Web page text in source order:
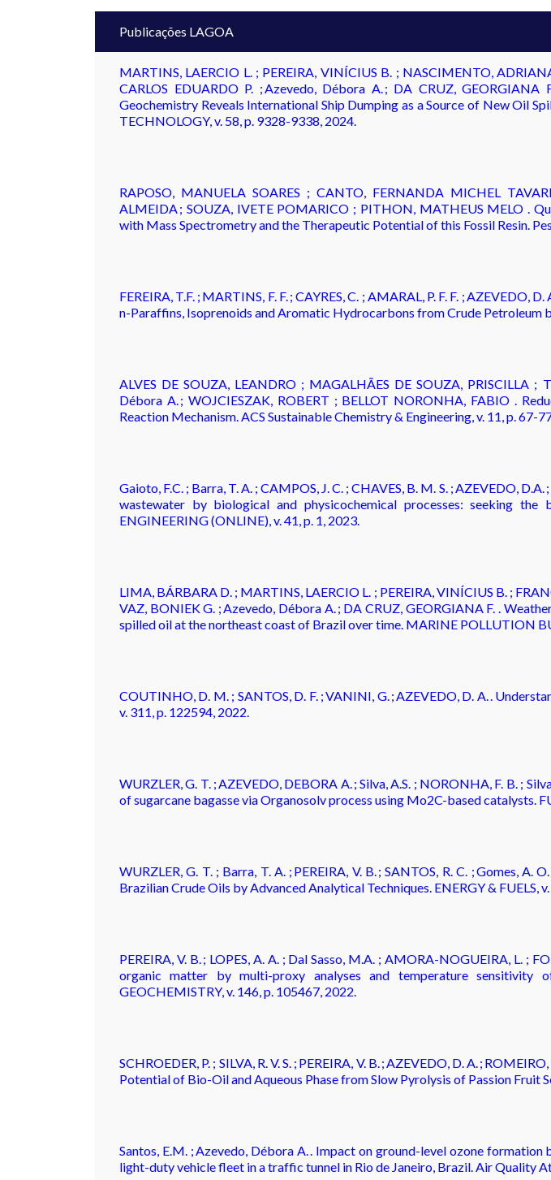
Publicações LAGOA
MARTINS, LAERCIO L. ; PEREIRA, VINÍCIUS B. ; NASCIMENTO,
CARLOS EDUARDO P. ; Azevedo, Débora A. ; DA CRUZ,
Geochemistry Reveals International Ship Dumping as a Source of New Oil
TECHNOLOGY, v. 58, p. 9328-9338, 2024.
RAPOSO, MANUELA SOARES ; CANTO, FERNANDA MICHEL
ALMEIDA ; SOUZA, IVETE POMARICO ; PITHON, MATHEUS MELO .
with Mass Spectrometry and the Therapeutic Potential of this Fossil Resin.
FEREIRA, T.F. ; MARTINS, F. F. ; CAYRES, C. ; AMARAL, P. F. F. ;
n-Paraffins, Isoprenoids and Aromatic Hydrocarbons from Crude Petroleum
ALVES DE SOUZA, LEANDRO ; MAGALHÃES DE SOUZA, PRISCILLA ;
Débora A. ; WOJCIESZAK, ROBERT ; BELLOT NORONHA, FABIO .
Reaction Mechanism. ACS Sustainable Chemistry & Engineering, v. 11, p. 67-
Gaioto, F.C. ; Barra, T. A. ; CAMPOS, J. C. ; CHAVES, B. M. S. ; AZEVEDO,
wastewater by biological and physicochemical processes: seeking
ENGINEERING (ONLINE), v. 41, p. 1, 2023.
LIMA, BÁRBARA D. ; MARTINS, LAERCIO L. ; PEREIRA, VINÍCIUS B. ;
VAZ, BONIEK G. ; Azevedo, Débora A. ; DA CRUZ, GEORGIANA F. .
spilled oil at the northeast coast of Brazil over time. MARINE POLLUTION
COUTINHO, D. M. ; SANTOS, D. F. ; VANINI, G. ; AZEVEDO, D. A. .
v. 311, p. 122594, 2022.
WURZLER, G. T. ; AZEVEDO, DEBORA A. ; Silva, A.S. ; NORONHA, F. B. ;
of sugarcane bagasse via Organosolv process using Mo2C-based catalysts.
WURZLER, G. T. ; Barra, T. A. ; PEREIRA, V. B. ; SANTOS, R. C. ; Gomes,
Brazilian Crude Oils by Advanced Analytical Techniques. ENERGY & FUELS, v.
PEREIRA, V. B. ; LOPES, A. A. ; Dal Sasso, M.A. ; AMORA-NOGUEIRA, L. ;
organic matter by multi-proxy analyses and temperature sensitivity
GEOCHEMISTRY, v. 146, p. 105467, 2022.
SCHROEDER, P. ; SILVA, R. V. S. ; PEREIRA, V. B. ; AZEVEDO, D. A. ;
Potential of Bio-Oil and Aqueous Phase from Slow Pyrolysis of Passion Fruit
Santos, E.M. ; Azevedo, Débora A. . Impact on ground-level ozone
light-duty vehicle fleet in a traffic tunnel in Rio de Janeiro, Brazil. Air Quality